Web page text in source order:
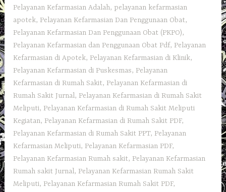
Pelayanan Kefarmasian Adalah, pelayanan kefarmasian
apotek, Pelayanan Kefarmasian Dan Penggunaan Obat,
Pelayanan Kefarmasian Dan Penggunaan Obat (PKPO),
Pelayanan Kefarmasian dan Penggunaan Obat Pdf, Pelayanan
Kefarmasian di Apotek, Pelayanan Kefarmasian di Klinik,
Pelayanan Kefarmasian di Puskesmas, Pelayanan
Kefarmasian di Rumah Sakit, Pelayanan Kefarmasian di
Rumah Sakit Jurnal, Pelayanan Kefarmasian di Rumah Sakit
Meliputi, Pelayanan Kefarmasian di Rumah Sakit Meliputi
Kegiatan, Pelayanan Kefarmasian di Rumah Sakit PDF,
Pelayanan Kefarmasian di Rumah Sakit PPT, Pelayanan
Kefarmasian Meliputi, Pelayanan Kefarmasian PDF,
Pelayanan Kefarmasian Rumah sakit, Pelayanan Kefarmasian
Rumah sakit Jurnal, Pelayanan Kefarmasian Rumah Sakit
Meliputi, Pelayanan Kefarmasian Rumah Sakit PDF,